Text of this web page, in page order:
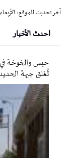
آخر تحديث للموقع: الأربعاء ٠٥ أغسطس ٢٠٢٦
احدث الأخبار
حيس والخوخة
تُغلق جبهة